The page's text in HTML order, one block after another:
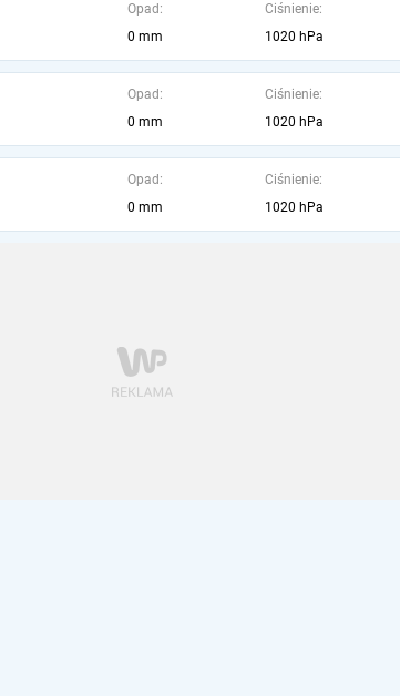
Opad:
0 mm
Ciśnienie:
1020 hPa
Opad:
0 mm
Ciśnienie:
1020 hPa
Opad:
0 mm
Ciśnienie:
1020 hPa